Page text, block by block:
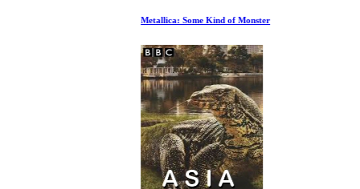
Metallica: Some Kind of Monster